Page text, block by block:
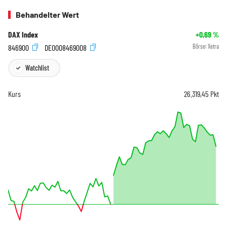
Behandelter Wert
DAX Index +0,69%
846900
DE0008469008 Börse: Xetra
Watchlist
Kurs 26.319,45 Pkt